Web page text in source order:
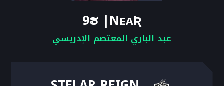
9ຮ |NᴇᴀƦ
عبد الباري المعتصم الإدريسي